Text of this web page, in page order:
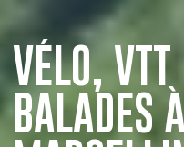
VÉLO, VTT
BALADES